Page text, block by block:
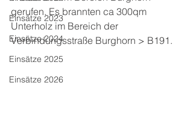
Einsätze 2023
Einsätze 2024
Einsätze 2025
Einsätze 2026
gerufen. Es brannten ca 300qm
Unterholz im Bereich der
Verbindungsstraße Burghorn > B191.